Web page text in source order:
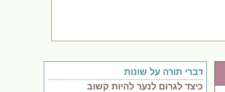
דברי תורה על שונות
כיצד לגרום לנער להיות קשוב